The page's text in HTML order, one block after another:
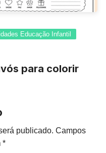
Educação Infantil
para colorir
publicado. Campos
*